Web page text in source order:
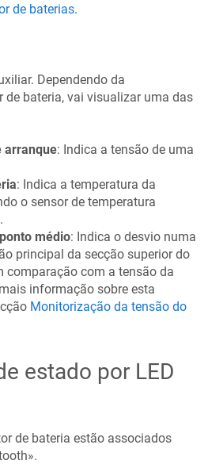
de baterias.
Dependendo da
bateria, vai visualizar uma das
arranque: Indica a tensão de uma
: Indica a temperatura da
o sensor de temperatura
médio: Indica o desvio numa
principal da secção superior do
comparação com a tensão da
informação sobre esta
Monitorização da tensão do
estado por LED
de bateria estão associados